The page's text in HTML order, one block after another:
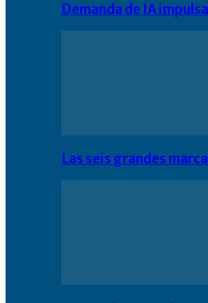
Demanda de IA
Las seis grandes